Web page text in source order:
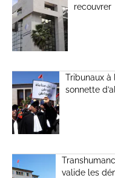
recouvrer
Tribunaux à
sonnette
valide les